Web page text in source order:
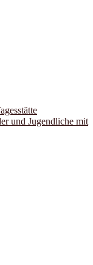
und Jugendliche mit